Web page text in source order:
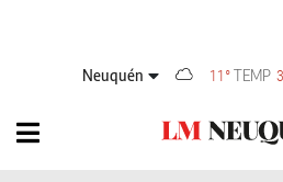
Neuquén 11°TEMP